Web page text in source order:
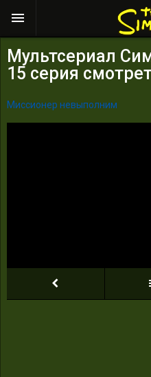
Мультсериал
15 серия
Миссионер невыполним